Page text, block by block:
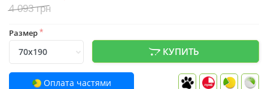
4 093грн
Размер*
КУПИТЬ
Оплата частями